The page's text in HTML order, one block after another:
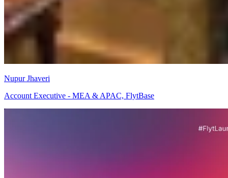
Nupur Jhaveri
Account Executive - MEA & APAC, FlytBase